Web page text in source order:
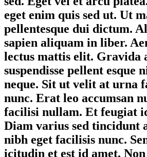
eget enim quis sed ut. Ut
pellentesque dui dictum.
sapien aliquam in liber.
lectus mattis elit. Gravida
suspendisse pellent esque
neque. Sit ut velit at urna
nunc. Erat leo accumsan
facilisi nullam. Et feugiat
Diam varius sed tincidunt
nibh eget facilisis nunc.
icitudin et est id amet. Non